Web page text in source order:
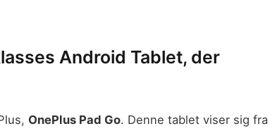
Android Tablet, der
OnePlus Pad Go. Denne tablet viser sig fra